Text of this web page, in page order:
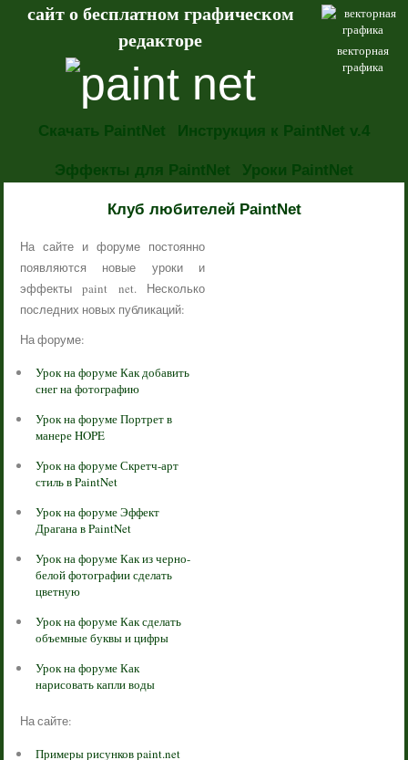
векторная
графика
сайт о бесплатном графическом
редакторе
Скачать PaintNet Инструкция к PaintNet v.4
Эффекты для PaintNet Уроки PaintNet
Клуб любителей PaintNet
На сайте и форуме постоянно
появляются новые уроки и
эффекты paint net. Несколько
последних новых публикаций:
На форуме:
Урок на форуме Как добавить
снег на фотографию
Урок на форуме Портрет в
манере HOPE
Урок на форуме Скретч-арт
стиль в PaintNet
Урок на форуме Эффект
Драгана в PaintNet
Урок на форуме Как из черно-
белой фотографии сделать
цветную
Урок на форуме Как сделать
объемные буквы и цифры
Урок на форуме Как
нарисовать капли воды
На сайте:
Примеры рисунков paint.net